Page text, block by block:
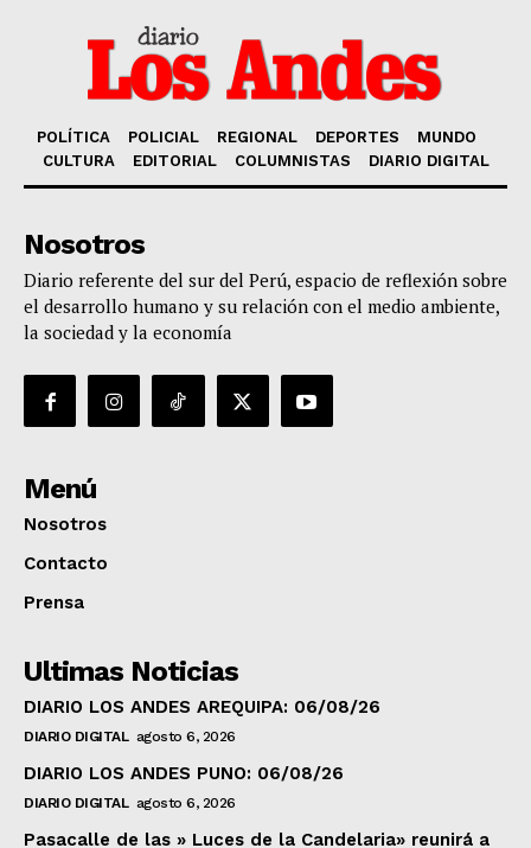
POLÍTICA POLICIAL REGIONAL DEPORTES
MUNDO
CULTURA
EDITORIAL COLUMNISTAS DIARIO DIGITAL
Nosotros
Diario referente del sur del Perú, espacio de reflexión sobre
el desarrollo humano y su relación con el medio ambiente,
la sociedad y la economía
Menú
Nosotros
Contacto
Prensa
Ultimas Noticias
DIARIO LOS ANDES AREQUIPA: 06/08/26
DIARIO DIGITAL agosto 6, 2026
DIARIO LOS ANDES PUNO: 06/08/26
DIARIO DIGITAL agosto 6, 2026
Pasacalle de las » Luces de la Candelaria» reunirá a